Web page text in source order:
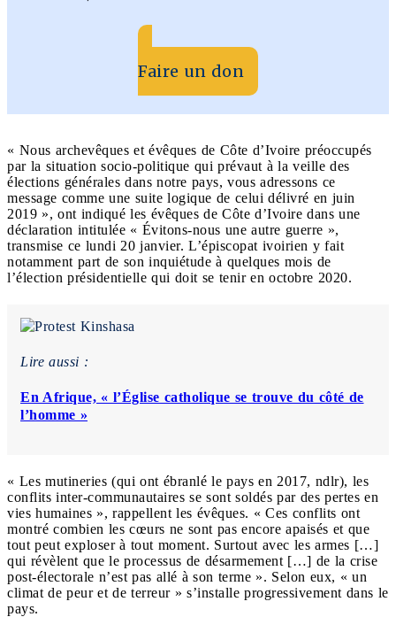
Faire un don
« Nous archevêques et évêques de Côte d’Ivoire préoccupés
par la situation socio-politique qui prévaut à la veille des
élections générales dans notre pays, vous adressons ce
message comme une suite logique de celui délivré en juin
2019 », ont indiqué les évêques de Côte d’Ivoire dans une
déclaration intitulée « Évitons-nous une autre guerre »,
transmise ce lundi 20 janvier. L’épiscopat ivoirien y fait
notamment part de son inquiétude à quelques mois de
l’élection présidentielle qui doit se tenir en octobre 2020.
Lire aussi :
En Afrique, « l’Église catholique se trouve du côté de
l’homme »
« Les mutineries (qui ont ébranlé le pays en 2017, ndlr), les
conflits inter-communautaires se sont soldés par des pertes en
vies humaines », rappellent les évêques. « Ces conflits ont
montré combien les cœurs ne sont pas encore apaisés et que
tout peut exploser à tout moment. Surtout avec les armes […]
qui révèlent que le processus de désarmement […] de la crise
post-électorale n’est pas allé à son terme ». Selon eux, « un
climat de peur et de terreur » s’installe progressivement dans le
pays.